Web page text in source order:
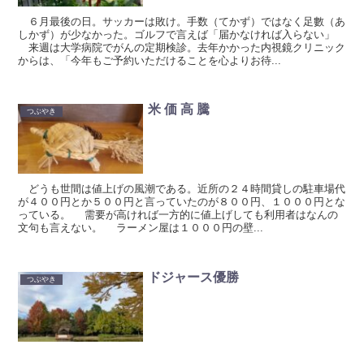
６月最後の日。サッカーは敗け。手数（てかず）ではなく足數（あ
しかず）が少なかった。ゴルフで言えば「届かなければ入らない」
来週は大学病院でがんの定期検診。去年かかった内視鏡クリニック
からは、「今年もご予約いただけることを心よりお待...
つぶやき 米 価 高 騰
どうも世間は値上げの風潮である。近所の２４時間貸しの駐車場代
が４００円とか５００円と言っていたのが８００円、１０００円とな
っている。 需要が高ければ一方的に値上げしても利用者はなんの
文句も言えない。 ラーメン屋は１０００円の壁...
つぶやき ドジャース優勝